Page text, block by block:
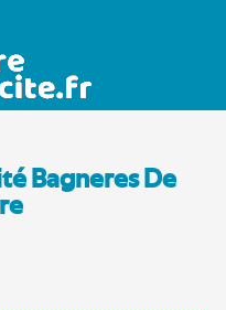
Bagneres De